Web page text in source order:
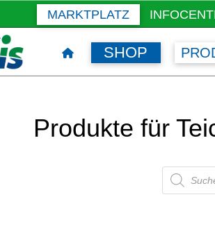
MARKTPLATZ
SHOP
Produkte für
Products
search